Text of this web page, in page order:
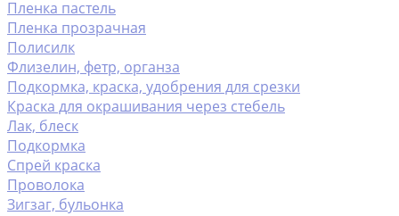
Пленка пастель
Пленка прозрачная
Полисилк
Флизелин, фетр, органза
Подкормка, краска, удобрения для срезки
Краска для окрашивания через стебель
Лак, блеск
Подкормка
Спрей краска
Проволока
Зигзаг, бульонка